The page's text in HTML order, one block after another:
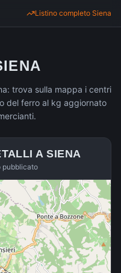
Listino completo Siena
trova sulla mappa i centri
del ferro al kg aggiornato
ASIENA
pubblicato